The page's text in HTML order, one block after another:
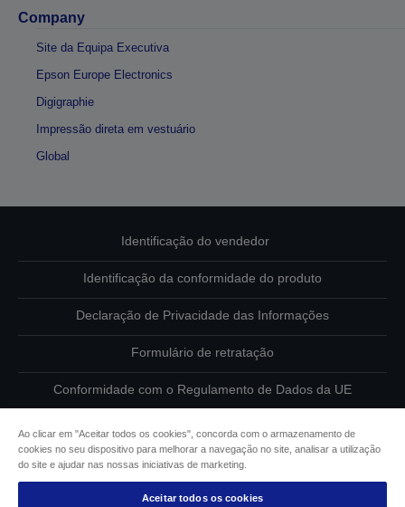
Company
Site da Equipa Executiva
Epson Europe Electronics
Digigraphie
Impressão direta em vestuário
Global
Identificação do vendedor
Identificação da conformidade do produto
Declaração de Privacidade das Informações
Formulário de retratação
Conformidade com o Regulamento de Dados da UE
Informações sobre cookies
Compromisso da Epson para com a acessibilidade
Ao clicar em "Aceitar todos os cookies", concorda com o armazenamento de
cookies no seu dispositivo para melhorar a navegação no site, analisar a utilização
do site e ajudar nas nossas iniciativas de marketing.
Aceitar todos os cookies